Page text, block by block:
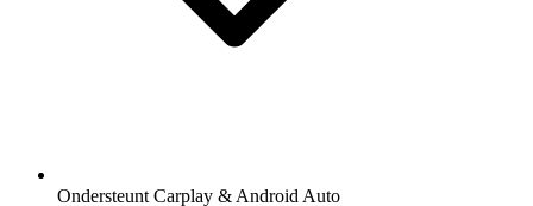
Ondersteunt Carplay & Android Auto